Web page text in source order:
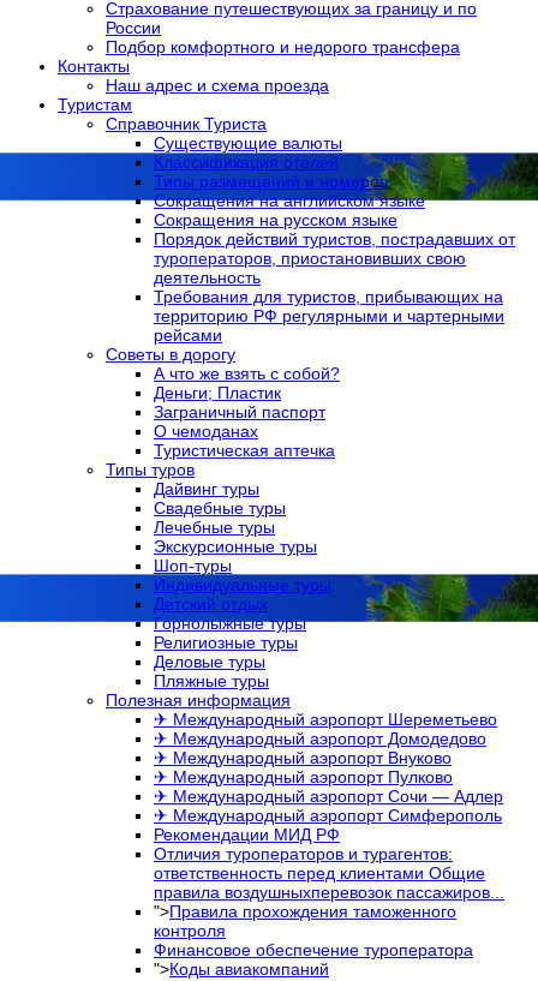
Страхование путешествующих за границу и по
России
Подбор комфортного и недорого трансфера
Контакты
Наш адрес и схема проезда
Туристам
Справочник Туриста
Существующие валюты
Классификация отелей
Типы размещений и номеров
Сокращения на английском языке
Сокращения на русском языке
Порядок действий туристов, пострадавших от
туроператоров, приостановивших свою
деятельность
Требования для туристов, прибывающих на
территорию РФ регулярными и чартерными
рейсами
Советы в дорогу
А что же взять с собой?
Деньги; Пластик
Заграничный паспорт
О чемоданах
Туристическая аптечка
Типы туров
Дайвинг туры
Свадебные туры
Лечебные туры
Экскурсионные туры
Шоп-туры
Индивидуальные туры
Детский отдых
Горнолыжные туры
Религиозные туры
Деловые туры
Пляжные туры
Полезная информация
✈ Международный аэропорт Шереметьево
✈ Международный аэропорт Домодедово
✈ Международный аэропорт Внуково
✈ Международный аэропорт Пулково
✈ Международный аэропорт Сочи — Адлер
✈ Международный аэропорт Симферополь
Рекомендации МИД РФ
Отличия туроператоров и турагентов:
ответственность перед клиентами Общие
правила воздушныхперевозок пассажиров...
">Правила прохождения таможенного
контроля
Финансовое обеспечение туроператора
">Коды авиакомпаний